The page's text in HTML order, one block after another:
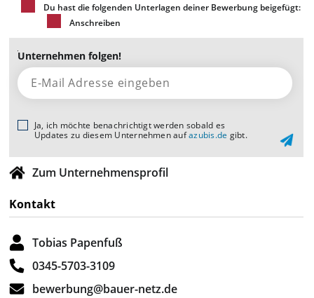
Du hast die folgenden Unterlagen deiner Bewerbung beigefügt:
Anschreiben
Unternehmen folgen!
Ja, ich möchte benachrichtigt werden sobald es
Updates zu diesem Unternehmen aufazubis.de gibt.
Zum Unternehmensprofil
Kontakt
Tobias Papenfuß
0345-5703-3109
bewerbung@bauer-netz.de